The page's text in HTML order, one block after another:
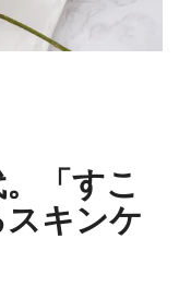
「すこ
キンケ